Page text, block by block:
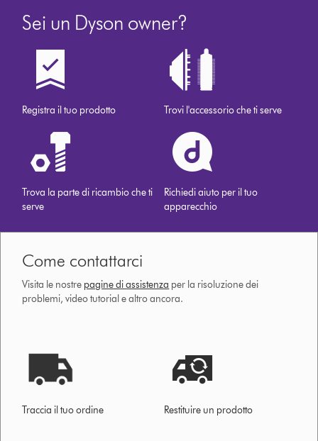
Sei un Dyson owner?
Registra il tuo prodotto Trovi l'accessorio che ti serve
Trova la parte di ricambio che ti
serve
Richiedi aiuto per il tuo
apparecchio
Come contattarci
Visita le nostre pagine di assistenza per la risoluzione dei
problemi, video tutorial e altro ancora.
Traccia il tuo ordine Restituire un prodotto